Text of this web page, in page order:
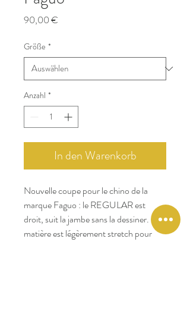
90,00 €
Größe *
Anzahl *
In den Warenkorb
Nouvelle coupe pour le chino de la
marque Faguo : le REGULAR est
droit, suit la jambe sans la dessiner. Sa
matière est légèrement stretch pour